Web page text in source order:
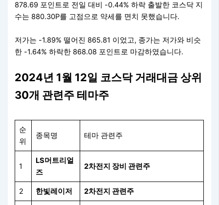
878.69 포인트로 전일 대비 -0.44% 하락 출발한 코스닥 지
수는 880.30P를 고점으로 약세를 면치 못했습니다.
저가는 -1.89% 떨어진 865.81 이었고, 종가는 저가와 비슷
한 -1.64% 하락한 868.08 포인트로 마감하였습니다.
2024년 1월 12일 코스닥 거래대금 상위
30개 관련주 테마주
순
위
종목명 테마 관련주
1
LS머트리얼
즈
2차전지 장비 관련주
2 한빛레이저 2차전지 관련주